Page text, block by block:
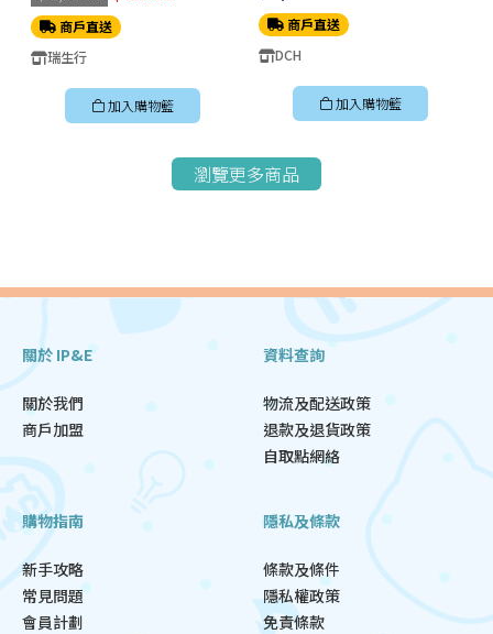
商戶直送
瑞生行
加入購物籃
商戶直送
DCH
加入購物籃
瀏覽更多商品
關於 IP&E
關於我們
商戶加盟
資料查詢
物流及配送政策
退款及退貨政策
自取點網絡
購物指南
新手攻略
常見問題
會員計劃
隱私及條款
條款及條件
隱私權政策
免責條款